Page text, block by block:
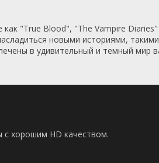
как "True Blood", "The Vampire
новыми историями,
в удивительный и темный мир
хорошим HD качеством.